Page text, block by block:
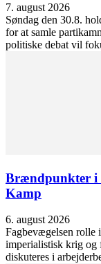
7. august 2026
Søndag den 30.8.
for at samle
politiske debat vil
Brændpunkter i
Kamp
6. august 2026
Fagbevægelsen rolle
imperialistisk krig og
diskuteres i